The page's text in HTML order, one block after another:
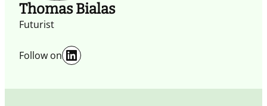
Thomas Bialas
Futurist
Follow on LinkedIn